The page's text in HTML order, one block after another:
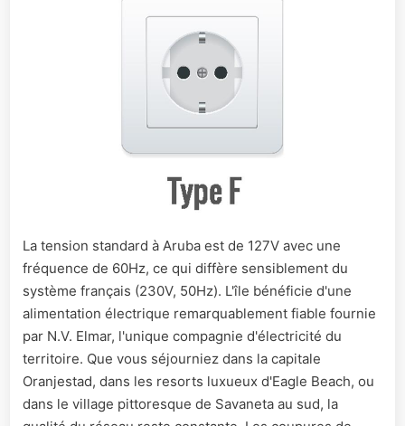
La tension standard à Aruba est de 127V avec une
fréquence de 60Hz, ce qui diffère sensiblement du
système français (230V, 50Hz). L'île bénéficie d'une
alimentation électrique remarquablement fiable fournie
par N.V. Elmar, l'unique compagnie d'électricité du
territoire. Que vous séjourniez dans la capitale
Oranjestad, dans les resorts luxueux d'Eagle Beach, ou
dans le village pittoresque de Savaneta au sud, la